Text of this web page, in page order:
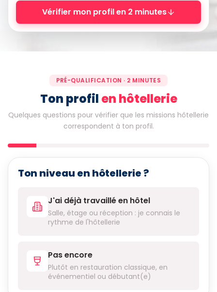
Vérifier mon profil en 2 minutes
PRÉ-QUALIFICATION · 2 MINUTES
Ton profil en hôtellerie
Quelques questions pour vérifier que les missions hôtellerie
correspondent à ton profil.
Ton niveau en hôtellerie ?
J'ai déjà travaillé en hôtel
Salle, étage ou réception : je connais le
rythme de l'hôtellerie
Pas encore
Plutôt en restauration classique, en
événementiel ou débutant(e)